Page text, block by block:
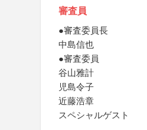
審査員
●審査委員長
中島信也
●審査委員
谷山雅計
児島令子
近藤浩章
スペシャルゲスト